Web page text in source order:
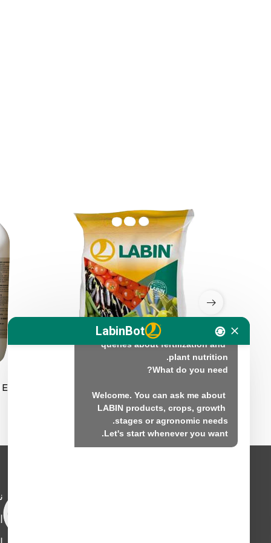
K
LabinBot
Hello. I am LABINbot, LABIN's
technical assistant for plant
Hello. I'm here to help you with
queries about fertilization and
Welcome. You can ask me about
LABIN products, crops, growth
Let's start whenever you want.